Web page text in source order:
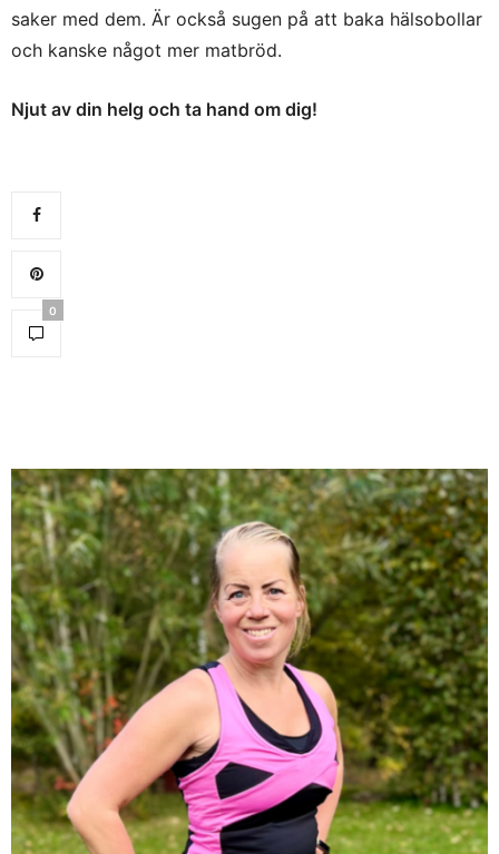
saker med dem. Är också sugen på att baka hälsobollar
och kanske något mer matbröd.
Njut av din helg och ta hand om dig!
0